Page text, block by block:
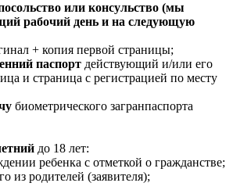
или консульство (мы
рабочий день и на следующую
+ копия первой страницы;
паспорт действующий и/или его
и страница с регистрацией по месту
биометрического загранпаспорта
до 18 лет:
ребенка с отметкой о гражданстве;
из родителей (заявителя);